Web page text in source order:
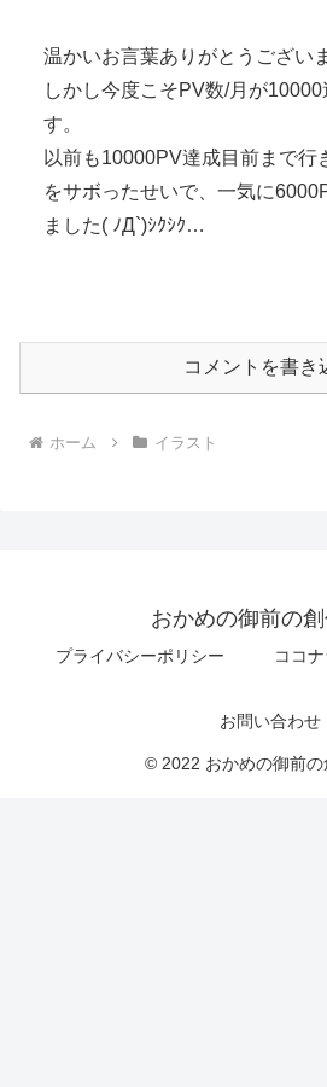
温かいお言葉ありがとうござい
しかし今度こそPV数/月が
す。
以前も10000PV達成目前まで行
をサボったせいで、一気に
ました( ﾉД`)ｼｸｼｸ…
コメントを書き
ホーム イラスト
おかめの御前の
プライバシーポリシー
ココ
お問い合わせ
© 2022 おかめの御前の